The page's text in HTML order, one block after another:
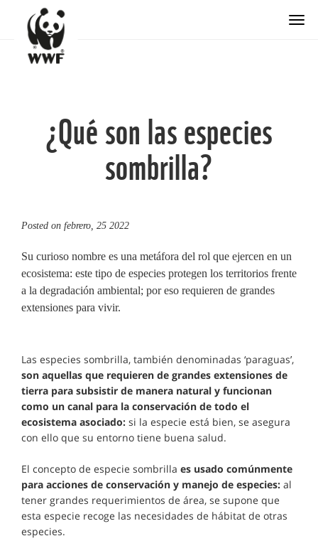
¿Qué son las especies
sombrilla?
Posted on febrero, 25 2022
​Su curioso nombre es una metáfora del rol que ejercen en un
ecosistema: este tipo de especies protegen los territorios frente
a la degradación ambiental; por eso requieren de grandes
extensiones para vivir.
Las especies sombrilla, también denominadas ‘paraguas’,
son aquellas que requieren de grandes extensiones de
tierra para subsistir de manera natural y funcionan
como un canal para la conservación de todo el
ecosistema asociado: si la especie está bien, se asegura
con ello que su entorno tiene buena salud.
El concepto de especie sombrilla es usado comúnmente
para acciones de conservación y manejo de especies: al
tener grandes requerimientos de área, se supone que
esta especie recoge las necesidades de hábitat de otras
especies.